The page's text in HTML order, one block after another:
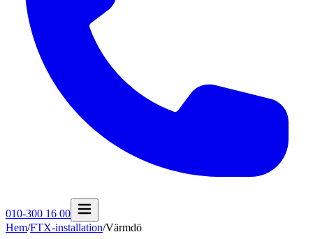
010-300 16 00
Hem/FTX-installation/Värmdö